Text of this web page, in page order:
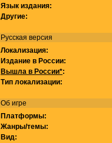
Язык издания:
Другие:
Русская версия
Локализация:
Издание в России:
Вышла в России*:
Тип локализации:
Об игре
Платформы:
Жанры/темы:
Вид: